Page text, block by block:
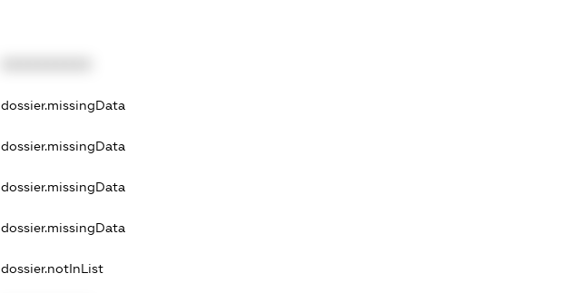
dossier.missingData
dossier.missingData
dossier.missingData
dossier.missingData
dossier.notInList